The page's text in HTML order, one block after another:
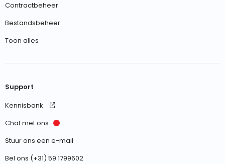
Contractbeheer
Bestandsbeheer
Toon alles
Support
Kennisbank
Chat met ons
Stuur ons een e-mail
Bel ons (+31) 59 1799602